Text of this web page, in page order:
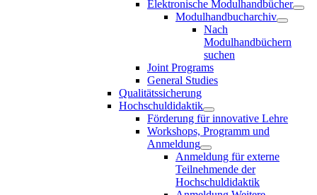
Elektronische Modulhandbücher
Modulhandbucharchiv
Nach
Modulhandbüchern
suchen
Joint Programs
General Studies
Qualitätssicherung
Hochschuldidaktik
Förderung für innovative Lehre
Workshops, Programm und
Anmeldung
Anmeldung für externe
Teilnehmende der
Hochschuldidaktik